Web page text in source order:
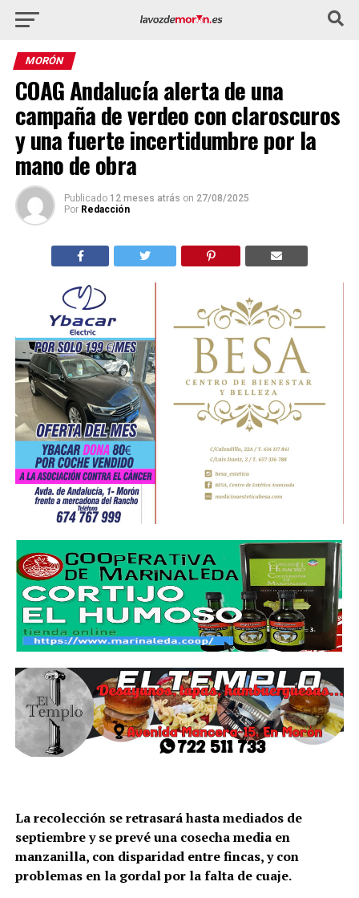
MORÓN
COAG Andalucía alerta de una
campaña de verdeo con claroscuros
y una fuerte incertidumbre por la
mano de obra
Publicado 12 meses atrás on 27/08/2025
Por Redacción
La recolección se retrasará hasta mediados de
septiembre y se prevé una cosecha media en
manzanilla, con disparidad entre fincas, y con
problemas en la gordal por la falta de cuaje.